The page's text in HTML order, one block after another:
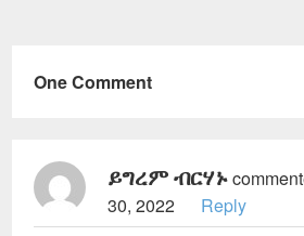
One Comment
ይግረም ብርሃኑ
30, 2022
Reply